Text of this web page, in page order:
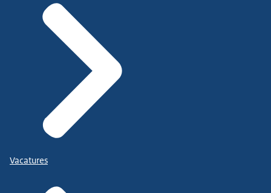
Vacatures